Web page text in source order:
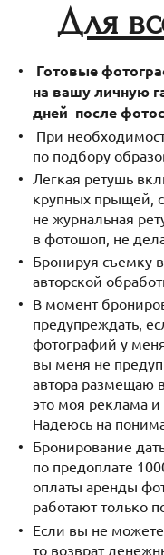
Для
Готовые
на вашу личную
дней после
При
по подбору
Легкая ретушь
крупных прыщей,
не журнальная
в фотошоп, не
Бронируя съемку
авторской
В момент
предупреждать,
фотографий у
вы меня не
автора размещаю
это моя реклама
Надеюсь на
Бронирование
по предоплате
оплаты аренды
работают только
Если вы не можете
то возврат